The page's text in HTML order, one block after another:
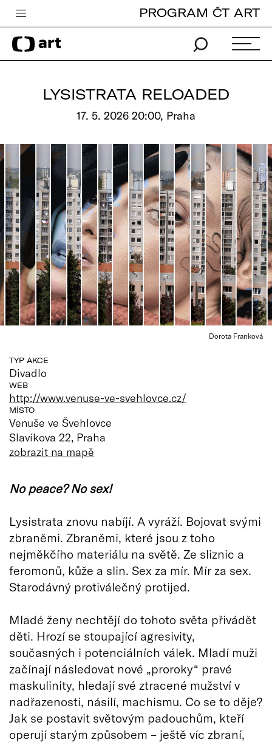
Česká televize
Zpravodajství
Pro děti
edu
Vše o ČT
PROGRAM ČT ART
LYSISTRATA RELOADED
17. 5. 2026 20:00, Praha
Dorota Franková
TYP AKCE
Divadlo
WEB
http://www.venuse-ve-svehlovce.cz/
MÍSTO
Venuše ve Švehlovce
Slavíkova 22, Praha
zobrazit na mapě
No peace? No sex!
Lysistrata znovu nabíjí. A vyráží. Bojovat svými
zbraněmi. Zbraněmi, které jsou z toho
nejměkčího materiálu na světě. Ze sliznic a
feromonů, kůže a slin. Sex za mír. Mír za sex.
Starodávný protiválečný protijed.
Mladé ženy nechtějí do tohoto světa přivádět
děti. Hrozí se stoupající agresivity,
současných i potenciálních válek. Mladí muži
začínají následovat nové „proroky“ pravé
maskulinity, hledají své ztracené mužství v
nadřazenosti, násilí, machismu. Co se to děje?
Jak se postavit světovým padouchům, kteří
operují starým způsobem – ještě víc zbraní,